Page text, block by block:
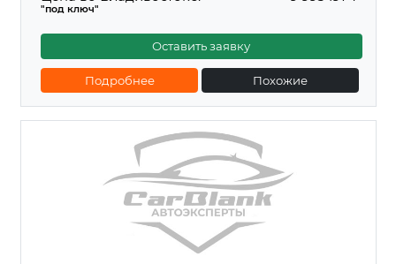
"под ключ"
Оставить заявку
Подробнее Похожие